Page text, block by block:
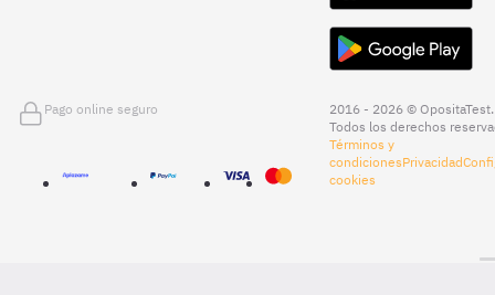
Pago online seguro
2016 - 2026 © OpositaTest.
Todos los derechos
Términos y
condicionesPrivacidad
cookies